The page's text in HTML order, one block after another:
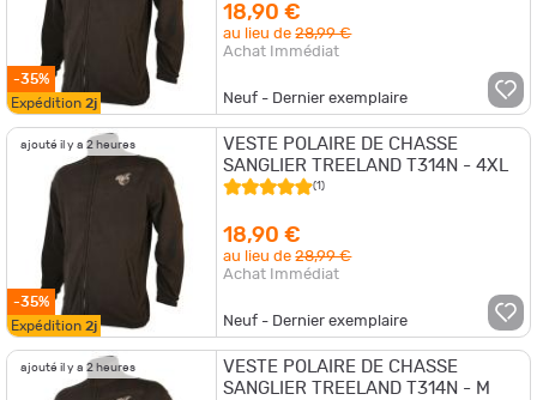
-35%
Expédition 2j
18,90 €
au lieu de28,99 €
Achat Immédiat
Neuf - Dernier exemplaire
ajouté il y a 2 heures
-35%
Expédition 2j
VESTE POLAIRE DE CHASSE
SANGLIER TREELAND T314N - 4XL
(1)
18,90 €
au lieu de28,99 €
Achat Immédiat
Neuf - Dernier exemplaire
ajouté il y a 2 heures
VESTE POLAIRE DE CHASSE
SANGLIER TREELAND T314N - M